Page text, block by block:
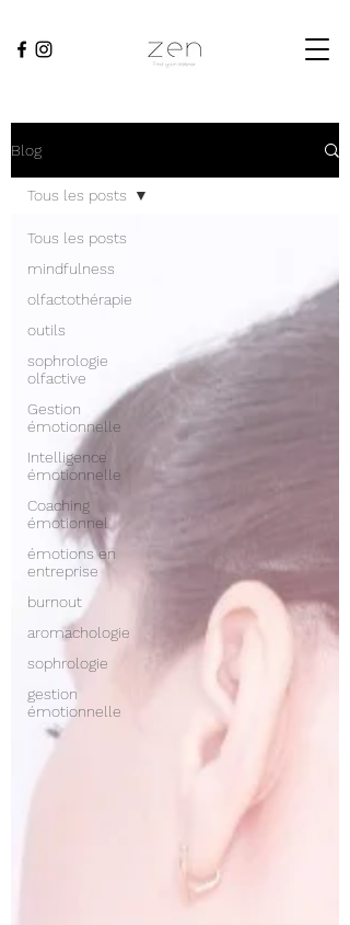
Blog
Tous les posts
mindfulness
olfactothérapie
outils
sophrologie
olfactive
Gestion
émotionnelle
Intelligence
émotionnelle
Coaching
émotionnel
émotions en
entreprise
burnout
aromachologie
sophrologie
gestion
émotionnelle
Tous les posts